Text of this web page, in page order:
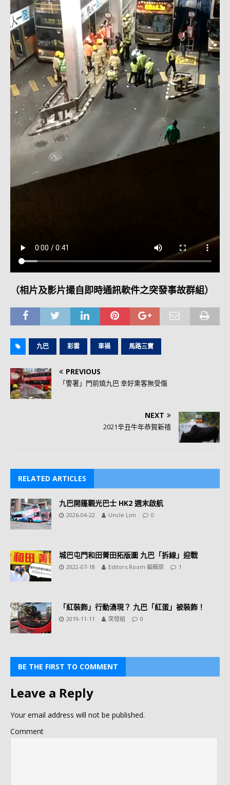
（相片及影片撮自即時通訊軟件之突發事故群組）
九巴 彩雲 車禍 馬路三寶
PREVIOUS
「警署」門前燒九巴 幸好乘客無受傷
NEXT
2021辛丑牛年恭賀新禧
RELATED ARTICLES
九巴開篷觀光巴士 HK2 週末啟航
2026-04-22 Uncle Lim 0
城巴屯門和田菁田拓版圖 九巴「拆線」迎戰
2022-07-18 Editors Room 編輯部 1
「紅裝飾」行動湧現？ 九巴「紅蛋」被裝飾！
2019-11-11 突發組 0
BE THE FIRST TO COMMENT
Leave a Reply
Your email address will not be published.
Comment